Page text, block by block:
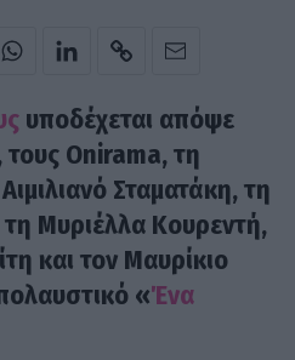
υποδέχεται απόψε
τους Onirama, τη
Σταματάκη, τη
Μυριέλλα Κουρεντή,
και τον Μαυρίκιο
«Ένα